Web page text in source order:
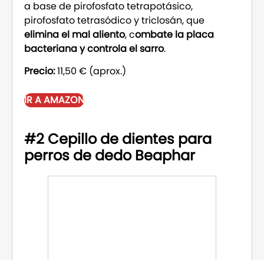
a base de pirofosfato tetrapotásico,
pirofosfato tetrasódico y triclosán, que
elimina el mal aliento, combate la placa
bacteriana y controla el sarro.
Precio:11,50 € (aprox.)
IR A AMAZON
#2 Cepillo de dientes para
perros de dedo Beaphar